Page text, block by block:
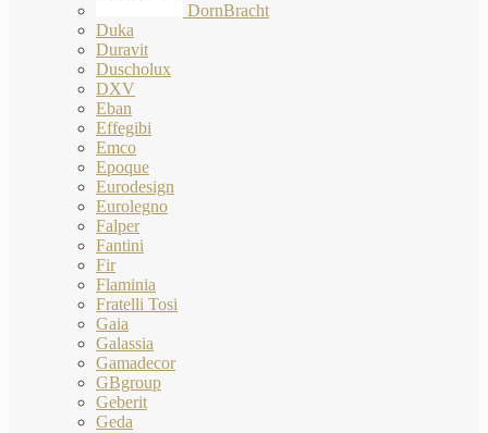
DornBracht
Duka
Duravit
Duscholux
DXV
Eban
Effegibi
Emco
Epoque
Eurodesign
Eurolegno
Falper
Fantini
Fir
Flaminia
Fratelli Tosi
Gaia
Galassia
Gamadecor
GBgroup
Geberit
Geda